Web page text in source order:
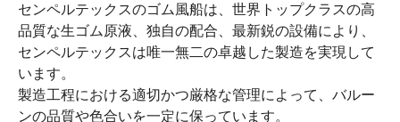
センペルテックスのゴム風船は、世界トップクラスの高
品質な生ゴム原液、独自の配合、最新鋭の設備により、
センペルテックスは唯一無二の卓越した製造を実現して
います。
製造工程における適切かつ厳格な管理によって、バルー
ンの品質や色合いを一定に保っています。